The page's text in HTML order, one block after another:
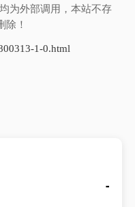
为外部调用，本站不存
除！
1-0.html
-